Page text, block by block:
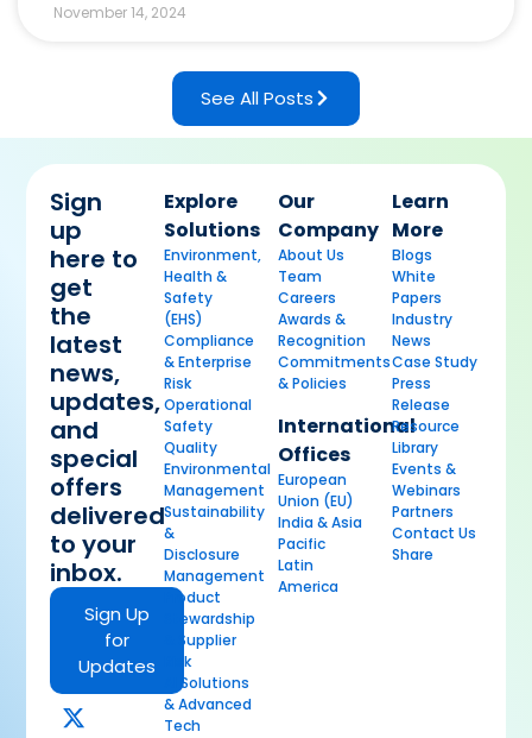
November 14, 2024
See All Posts
Sign
up
here to
get
the
latest
news,
updates,
and
special
offers
delivered
to your
inbox.
Sign Up
for
Updates
Explore
Solutions
Environment,
Health &
Safety
(EHS)
Compliance
& Enterprise
Risk
Operational
Safety
Quality
Environmental
Management
Sustainability
&
Disclosure
Management
Product
Stewardship
& Supplier
Risk
AI Solutions
& Advanced
Tech
Our
Company
About Us
Team
Careers
Awards &
Recognition
Commitments
& Policies
International
Offices
European
Union (EU)
India & Asia
Pacific
Latin
America
Learn
More
Blogs
White
Papers
Industry
News
Case Study
Press
Release
Resource
Library
Events &
Webinars
Partners
Contact Us
Share